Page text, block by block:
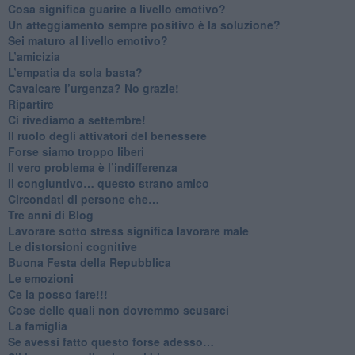
Cosa significa guarire a livello emotivo?
​Un atteggiamento sempre positivo è la soluzione?
​Sei maturo al livello emotivo?
​L’amicizia
​L’empatia da sola basta?
​Cavalcare l’urgenza? No grazie!
Ripartire
​Ci rivediamo a settembre!
​Il ruolo degli attivatori del benessere
​Forse siamo troppo liberi
​Il vero problema è l’indifferenza
​Il congiuntivo… questo strano amico
​Circondati di persone che…
​Tre anni di Blog
​Lavorare sotto stress significa lavorare male
​Le distorsioni cognitive
​Buona Festa della Repubblica
Le emozioni
​Ce la posso fare!!!
​Cose delle quali non dovremmo scusarci
​La famiglia
​Se avessi fatto questo forse adesso…